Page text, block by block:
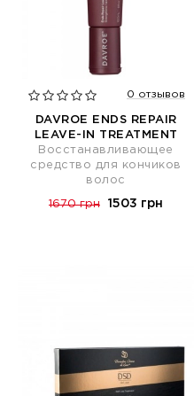
0 отзывов
DAVROE ENDS REPAIR
LEAVE-IN TREATMENT
Восстанавливающее
средство для кончиков
волос
1670 грн 1503 грн